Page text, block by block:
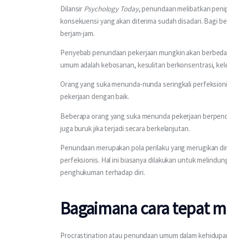
Dilansir Psychology Today, penundaan melibatkan
konsekuensi yang akan diterima sudah disadari. Bagi
berjam-jam.
Penyebab penundaan pekerjaan mungkin akan
umum adalah kebosanan, kesulitan berkonsentrasi,
Orang yang suka menunda-nunda seringkali
pekerjaan dengan baik.
Beberapa orang yang suka menunda pekerjaan
juga buruk jika terjadi secara berkelanjutan.
Penundaan merupakan pola perilaku yang merugikan
perfeksionis. Hal ini biasanya dilakukan untuk
penghukuman terhadap diri.
Bagaimana cara tepat
Procrastination atau penundaan umum dalam